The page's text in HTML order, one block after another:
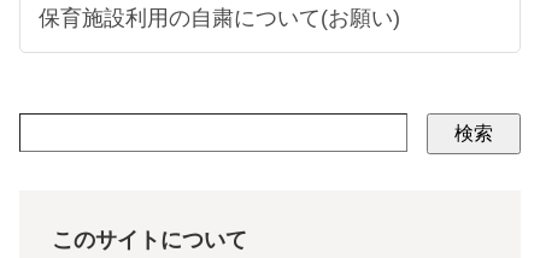
保育施設利用の自粛について(お願い)
検索
このサイトについて